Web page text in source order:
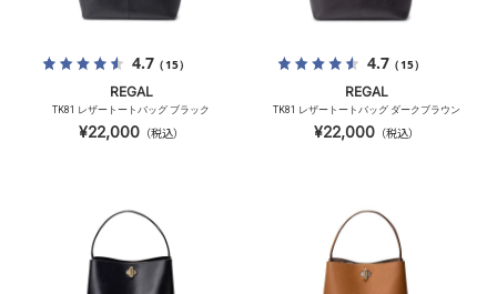
4.7（15）
REGAL
TK81 レザートートバッグ ブラック
¥22,000（税込）
4.7（15）
REGAL
TK81 レザートートバッグ ダークブラウン
¥22,000（税込）